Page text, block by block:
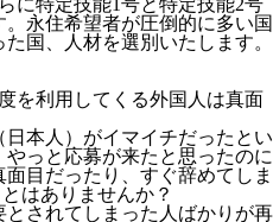
に特定技能1号と特定技能2号
永住希望者が圧倒的に多い国
国、人材を選別いたします。
を利用してくる外国人は真面
本人）がイマイチだったとい
っと応募が来たと思ったのに
目だったり、すぐ辞めてしま
はありませんか？
されてしまった人ばかりが再